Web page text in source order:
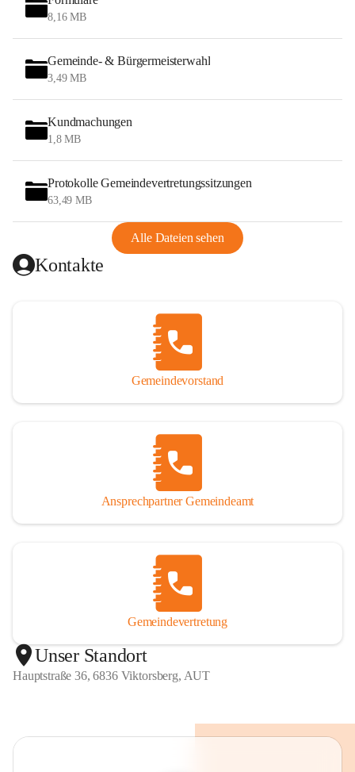
8,16 MB
Gemeinde- & Bürgermeisterwahl
3,49 MB
Kundmachungen
1,8 MB
Protokolle Gemeindevertretungssitzungen
63,49 MB
Alle Dateien sehen
Kontakte
Gemeindevorstand
Ansprechpartner Gemeindeamt
Gemeindevertretung
Unser Standort
Hauptstraße 36, 6836 Viktorsberg, AUT